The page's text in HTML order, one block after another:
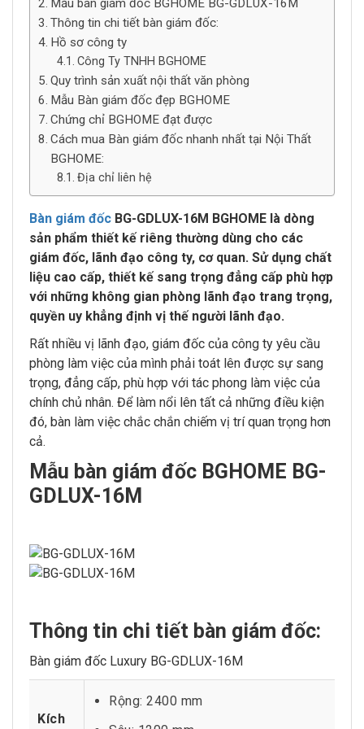
Mẫu bàn giám đốc BGHOME BG-GDLUX-16M
Thông tin chi tiết bàn giám đốc:
Hồ sơ công ty
Công Ty TNHH BGHOME
Quy trình sản xuất nội thất văn phòng
Mẫu Bàn giám đốc đẹp BGHOME
Chứng chỉ BGHOME đạt được
Cách mua Bàn giám đốc nhanh nhất tại Nội Thất
BGHOME:
Địa chỉ liên hệ
Bàn giám đốc BG-GDLUX-16M BGHOME là dòng
sản phẩm thiết kế riêng thường dùng cho các
giám đốc, lãnh đạo công ty, cơ quan. Sử dụng chất
liệu cao cấp, thiết kế sang trọng đẳng cấp phù hợp
với những không gian phòng lãnh đạo trang trọng,
quyền uy khẳng định vị thế người lãnh đạo.
Rất nhiều vị lãnh đạo, giám đốc của công ty yêu cầu
phòng làm việc của mình phải toát lên được sự sang
trọng, đẳng cấp, phù hợp với tác phong làm việc của
chính chủ nhân. Để làm nổi lên tất cả những điều kiện
đó, bàn làm việc chắc chắn chiếm vị trí quan trọng hơn
cả.
Mẫu bàn giám đốc BGHOME BG-
GDLUX-16M
Thông tin chi tiết bàn giám đốc:
Bàn giám đốc Luxury BG-GDLUX-16M
Kích
Rộng: 2400 mm